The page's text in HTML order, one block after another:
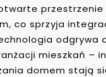
przestrzenie
co sprzyja
odgrywa
mieszkań –
domem stają